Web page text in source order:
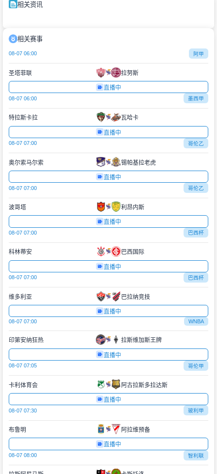
相关资讯
相关赛事
08-07 06:00 阿甲
圣塔菲联 拉努斯
直播中
08-07 06:00 墨西甲
特拉斯卡拉 瓦哈卡
直播中
08-07 07:00 哥伦乙
奥尔索马尔索 锡帕基拉老虎
直播中
08-07 07:00 哥伦乙
波哥塔 利昂内斯
直播中
08-07 07:00 巴西杯
科林蒂安 巴西国际
直播中
08-07 07:00 巴西杯
维多利亚 巴拉纳竞技
直播中
08-07 07:00 WNBA
印第安纳狂热 拉斯维加斯王牌
直播中
08-07 07:05 哥伦甲
卡利体育会 阿古拉斯多拉达斯
直播中
08-07 07:30 玻利甲
布鲁明 阿拉维预备
直播中
08-07 08:00 智利联